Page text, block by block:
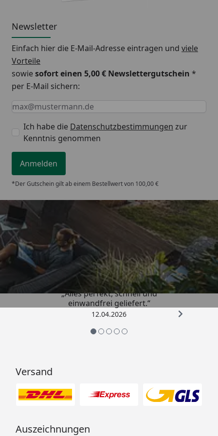
convEGGtor für Large
2x Halbrunder Gusseisenrost
SO IST DAS BIG GREEN EGG AUFGEBAUT
Zuverlässige Qualität & patentierte Keramik
Newsletter
Einfach hier die E-Mail-Adresse eintragen und viele
Vorteile
sowiesofort einen 5,00 € Newslettergutschein *
per E-Mail sichern:
Keine Eingabe erforderlich
Eingabe erforderlich
E-Mail *
Ich habe die Datenschutzbestimmungen zur
Kenntnis genommen
Anmelden
*Der Gutschein gilt ab einem Bestellwert von 100,00 €
Trusted Shops
5,00/ 5
„Alles perfekt, schnell und
einwandfrei geliefert.“
12.04.2026
Versand
Auszeichnungen